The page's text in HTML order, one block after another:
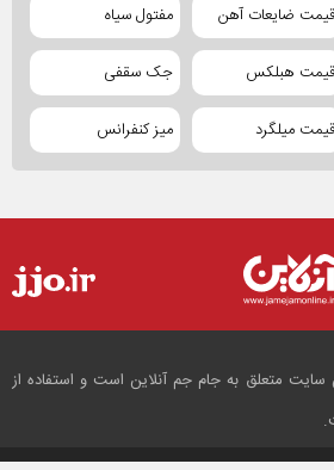
قیمت ضایعات آهن مفتول سیاه
قیمت هبلکس جک سقفی
قیمت میلگرد میز کنفرانس
متعلق به جام جم آنلاین است و استفاده از